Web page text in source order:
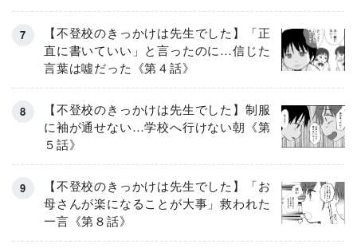
【不登校のきっかけは先生でした】「正
直に書いていい」と言ったのに…信じた
言葉は噓だった《第４話》
【不登校のきっかけは先生でした】制服
に袖が通せない…学校へ行けない朝《第
５話》
【不登校のきっかけは先生でした】「お
母さんが楽になることが大事」救われた
一言《第８話》